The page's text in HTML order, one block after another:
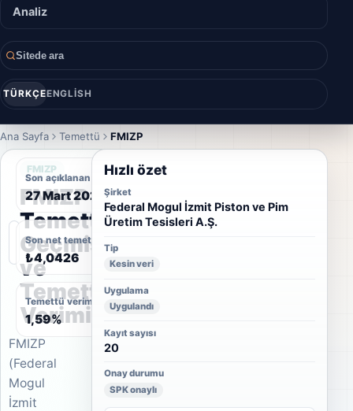
Analiz
Sitede ara
TÜRKÇEENGLISH
Ana Sayfa Temettü FMIZP
FMIZP
FMIZP
Temettü
Geçmişi
ve
Temettü
Verimi
FMIZP
(Federal
Mogul
İzmit
Son açıklanan temettü tarihi
27 Mart 2026
Son net temettü
₺4,0426
Temettü verimi
1,59%
Hızlı özet
Şirket
Federal Mogul İzmit Piston ve Pim
Üretim Tesisleri A.Ş.
Tip
Kesin veri
Uygulama
Uygulandı
Kayıt sayısı
20
Onay durumu
SPK onaylı